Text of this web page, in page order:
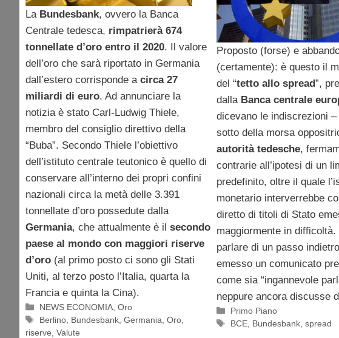
La Bundesbank, ovvero la Banca
Centrale tedesca, rimpatrierà 674
tonnellate d’oro entro il 2020. Il valore
dell’oro che sarà riportato in Germania
dall’estero corrisponde a circa 27
miliardi di euro. Ad annunciare la
notizia è stato Carl-Ludwig Thiele,
membro del consiglio direttivo della
“Buba”. Secondo Thiele l’obiettivo
dell’istituto centrale teutonico è quello di
conservare all’interno dei propri confini
nazionali circa la metà delle 3.391
tonnellate d’oro possedute dalla
Germania, che attualmente è il secondo
paese al mondo con maggiori riserve
d’oro (al primo posto ci sono gli Stati
Uniti, al terzo posto l’Italia, quarta la
Francia e quinta la Cina).
Categorie
NEWS ECONOMIA ,Oro
Tag
Berlino Bundesbank ,Germania ,Oro
riserve Valute
Proposto (forse) e
(certamente): è questo il
del “tetto allo spread”,
dalla Banca centrale
dicevano le indiscrezioni
sotto della morsa
autorità tedesche,
contrarie all’ipotesi di un
predefinito, oltre il quale
monetario interverrebbe
diretto di titoli di Stato
maggiormente in
parlare di un passo
emesso un comunicato
come sia “ingannevole
neppure ancora discusse
Categorie
Primo Piano
Tag
BCE Bundesbank ,spread